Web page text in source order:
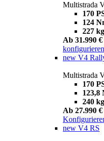
Multistrada
170
124
227 kg
Ab 31.990 €
konfigurieren
new V4
Multistrada
170
123,8
240 kg
Ab 27.990 €
new V4 RS